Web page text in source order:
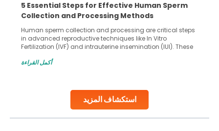
استكشاف المزيد
5 Essential Steps for Effective Human Sperm
Collection and Processing Methods
Human sperm collection and processing are critical steps
in advanced reproductive techniques like In Vitro
Fertilization (IVF) and intrauterine insemination (IUI). These
challenges and help couples achieve their dream of
collected, they process the
أكمل القراءة